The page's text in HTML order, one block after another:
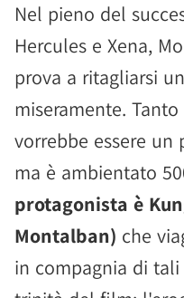
Nel pieno del
Hercules e Xena,
prova a ritagliarsi
miseramente.
vorrebbe essere
ma è ambientato
protagonista è
Montalban) che
in compagnia di